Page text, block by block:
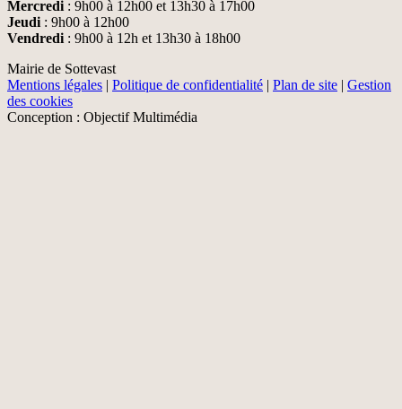
Mercredi : 9h00 à 12h00 et 13h30 à 17h00
Jeudi : 9h00 à 12h00
Vendredi : 9h00 à 12h et 13h30 à 18h00
Mairie de Sottevast
Mentions légales | Politique de confidentialité | Plan de site | Gestion
des cookies
Conception : Objectif Multimédia